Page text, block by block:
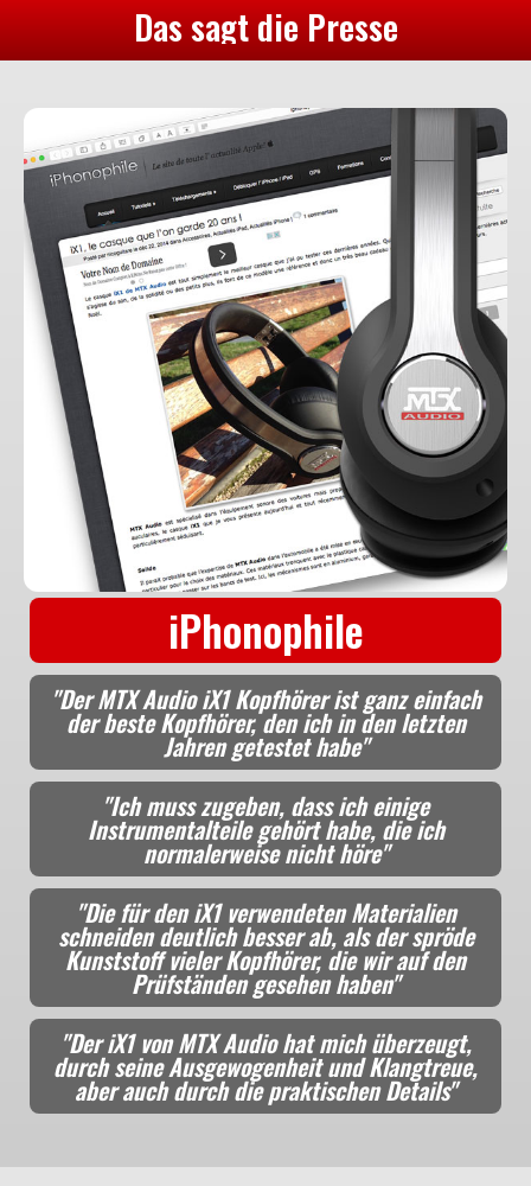
Das sagt die Presse
iPhonophile
"Der MTX Audio iX1 Kopfhörer ist ganz einfach
der beste Kopfhörer, den ich in den letzten
Jahren getestet habe"
"Ich muss zugeben, dass ich einige
Instrumentalteile gehört habe, die ich
normalerweise nicht höre"
"Die für den iX1 verwendeten Materialien
schneiden deutlich besser ab, als der spröde
Kunststoff vieler Kopfhörer, die wir auf den
Prüfständen gesehen haben"
"Der iX1 von MTX Audio hat mich überzeugt,
durch seine Ausgewogenheit und Klangtreue,
aber auch durch die praktischen Details"